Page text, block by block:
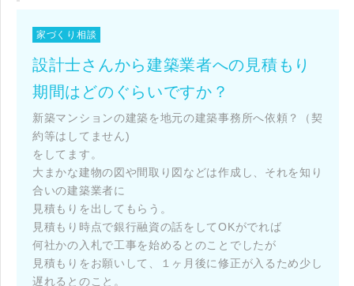
家づくり相談
設計士さんから建築業者への見積もり
期間はどのぐらいですか？
新築マンションの建築を地元の建築事務所へ依頼？（契
約等はしてません)
をしてます。
大まかな建物の図や間取り図などは作成し、それを知り
合いの建築業者に
見積もりを出してもらう。
見積もり時点で銀行融資の話をしてOKがでれば
何社かの入札で工事を始めるとのことでしたが
見積もりをお願いして、１ヶ月後に修正が入るため少し
遅れるとのこと。